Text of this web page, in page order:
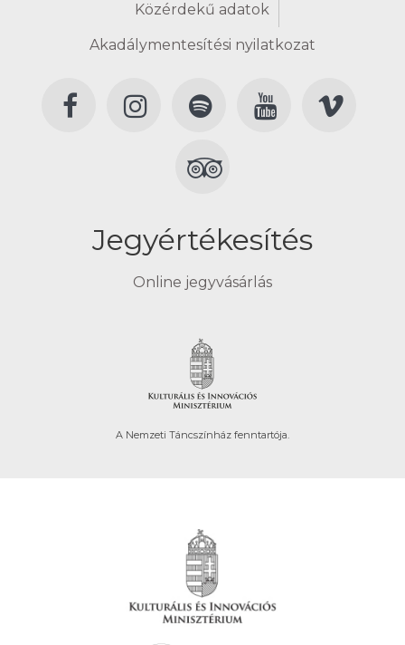
Közérdekű adatok
Akadálymentesítési nyilatkozat
Jegyértékesítés
Online jegyvásárlás
A Nemzeti Táncszínház fenntartója.